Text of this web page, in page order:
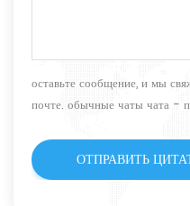
оставьте сообщение, и мы
почте. обычные чаты чата
ОТПРАВИТЬ